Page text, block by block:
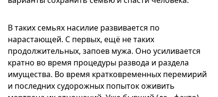
В таких семьях насилие развивается по
нарастающей. С первых, ещё не таких
продолжительных, запоев мужа. Оно усиливается
кратно во время процедуры развода и раздела
имущества. Во время кратковременных перемирий
и последних судорожных попыток оживить